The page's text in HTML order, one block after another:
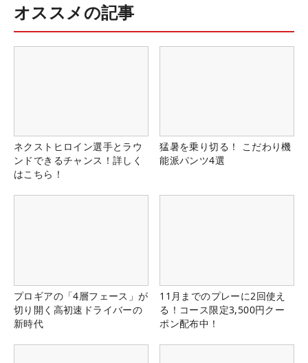
オススメの記事
ネクストヒロイン選手とラウ
ンドできるチャンス！詳しく
はこちら！
猛暑を乗り切る！ こだわり機
能派パンツ4選
プロギアの「4層フェース」が
切り開く高初速ドライバーの
新時代
11月までのプレーに2回使え
る！コース限定3,500円クー
ポン配布中！